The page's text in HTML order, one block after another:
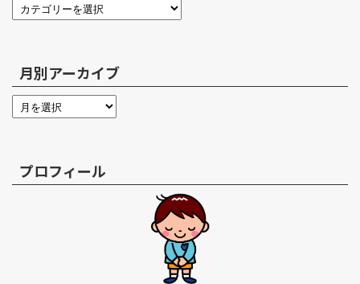
月別アーカイブ
プロフィール